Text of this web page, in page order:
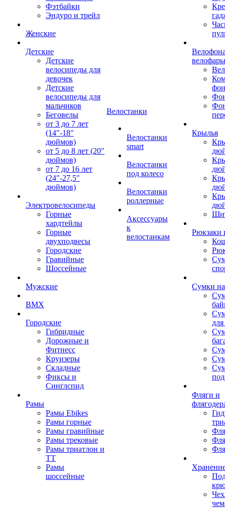
Фэтбайки
Эндуро и трейл
Женские
Детские
Детские
велосипеды для
девочек
Детские
велосипеды для
мальчиков
Беговелы
от 3 до 7 лет
(14"-18"
дюймов)
от 5 до 8 лет (20"
дюймов)
от 7 до 16 лет
(24"-27,5"
дюймов)
Электровелосипеды
Горные
хардтейлы
Горные
двухподвесы
Городские
Гравийные
Шоссейные
Мужские
BMX
Городские
Гибридные
Дорожные и
Фитнесс
Круизеры
Складные
Фиксы и
Синглспид
Рамы
Рамы Ebikes
Рамы горные
Рамы гравийные
Рамы трековые
Рамы триатлон и
ТТ
Рамы
шоссейные
Велостанки
Велостанки
smart
Велостанки
под колесо
Велостанки
роллерные
Аксессуары
к
велостанкам
велофары
Крылья
Рюкзаки
Сумки
Фляги и